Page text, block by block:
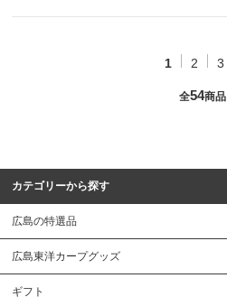
1 2 3
全54商品
カテゴリーから探す
広島の特選品
広島東洋カープグッズ
ギフト